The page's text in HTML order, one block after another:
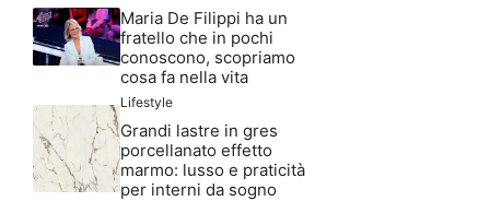
Maria De Filippi ha un
fratello che in pochi
conoscono, scopriamo
cosa fa nella vita
Lifestyle
Grandi lastre in gres
porcellanato effetto
marmo: lusso e praticità
per interni da sogno